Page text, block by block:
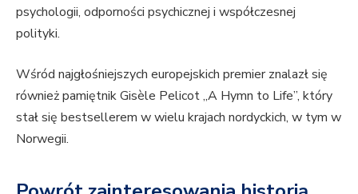
psychologii, odporności psychicznej i współczesnej
polityki.
Wśród najgłośniejszych europejskich premier znalazł się
również pamiętnik Gisèle Pelicot „A Hymn to Life”, który
stał się bestsellerem w wielu krajach nordyckich, w tym w
Norwegii.